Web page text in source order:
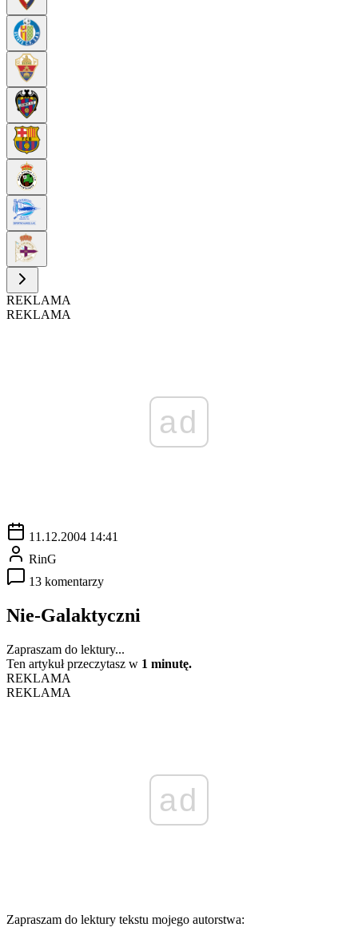
REKLAMA
REKLAMA
ad
11.12.2004 14:41
RinG
13 komentarzy
Nie-Galaktyczni
Zapraszam do lektury...
Ten artykuł przeczytasz w 1 minutę.
REKLAMA
REKLAMA
ad
Zapraszam do lektury tekstu mojego autorstwa: